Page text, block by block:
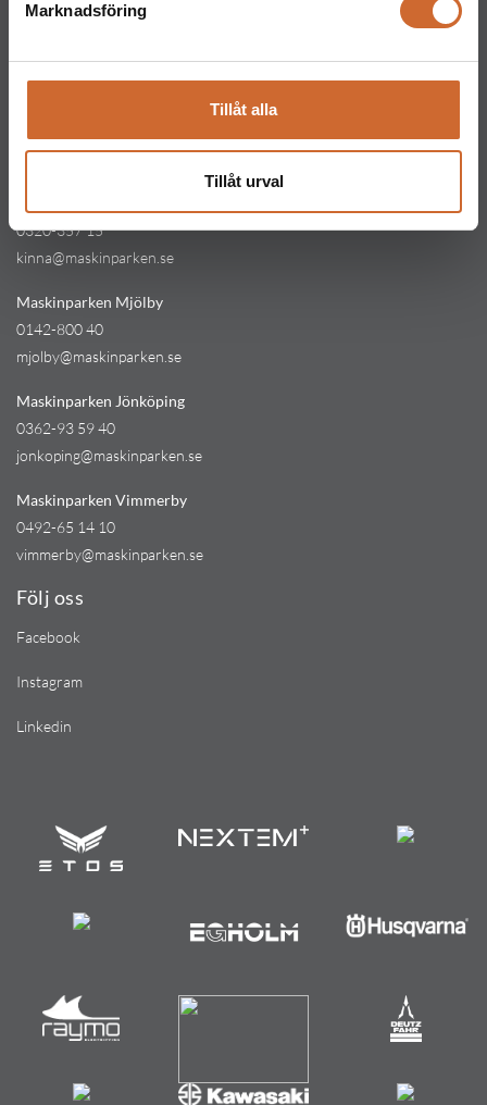
Marknadsföring
Tillåt alla
Tillåt urval
035-202 30 30
Kontakt
karlstad@maskinparken.se
0320-357 15
kinna@maskinparken.se
Maskinparken Mjölby
0142-800 40
mjolby@maskinparken.se
Maskinparken Jönköping
0362-93 59 40
jonkoping@maskinparken.se
Maskinparken Vimmerby
0492-65 14 10
vimmerby@maskinparken.se
Följ oss
Facebook
Instagram
Linkedin